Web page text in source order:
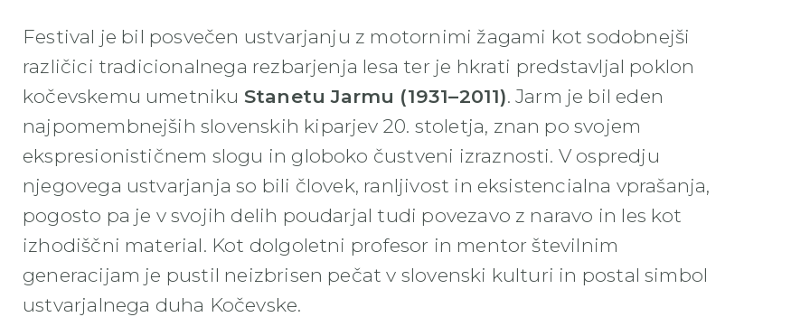
Festival je bil posvečen ustvarjanju z motornimi žagami kot sodobnejši
različici tradicionalnega rezbarjenja lesa ter je hkrati predstavljal poklon
kočevskemu umetniku Stanetu Jarmu (1931–2011). Jarm je bil eden
najpomembnejših slovenskih kiparjev 20. stoletja, znan po svojem
ekspresionističnem slogu in globoko čustveni izraznosti. V ospredju
njegovega ustvarjanja so bili človek, ranljivost in eksistencialna vprašanja,
pogosto pa je v svojih delih poudarjal tudi povezavo z naravo in les kot
izhodiščni material. Kot dolgoletni profesor in mentor številnim
generacijam je pustil neizbrisen pečat v slovenski kulturi in postal simbol
ustvarjalnega duha Kočevske.